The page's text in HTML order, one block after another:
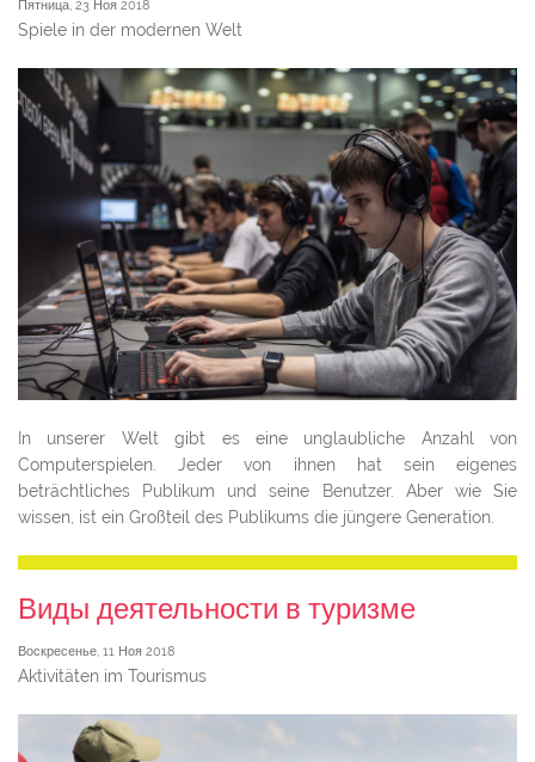
Пятница, 23 Ноя 2018
Spiele in der modernen Welt
In unserer Welt gibt es eine unglaubliche Anzahl von
Computerspielen. Jeder von ihnen hat sein eigenes
beträchtliches Publikum und seine Benutzer. Aber wie Sie
wissen, ist ein Großteil des Publikums die jüngere Generation.
Виды деятельности в туризме
Воскресенье, 11 Ноя 2018
Aktivitäten im Tourismus